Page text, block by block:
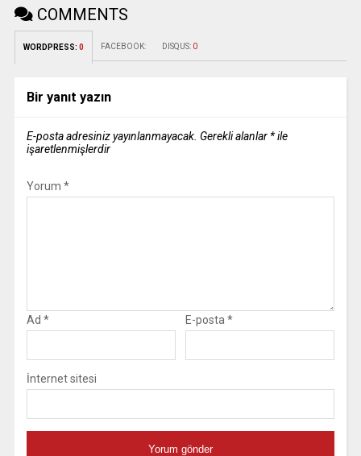
COMMENTS
WORDPRESS: 0 FACEBOOK: DISQUS: 0
Bir yanıt yazın
E-posta adresiniz yayınlanmayacak. Gerekli alanlar *ile
işaretlenmişlerdir
Yorum *
Ad * E-posta *
İnternet sitesi